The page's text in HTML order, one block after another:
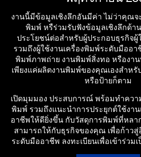
งานนี้มีข้อมูลเชิงลึกอันมีค่า ไม่ว่าคุณจ
พิมพ์ หรืร่วมรับฟังข้อมูลเชิงลึกด้า
ประโยชน์ต่อสำหรับผู้ประกอบธุรกิจ
รวมถึงผู้ใช้งานเครื่องพิมพ์ระดับมืออา
พิมพ์ภาพถ่าย งานพิมพ์สิ่งทอ หรืองา
เพียงแค่ผลิตงานพิมพ์ของคุณเองสำหรั
หรือป้ายก็ตาม
เปิดมุมมอง ประสบการณ์ พร้อมทำควา
พิมพ์ รวมถึงแนะนำการประยุกต์ใช้งา
อาชีพให้ดียิ่งขึ้น กับวัสดุการพิมพ์ที่หลา
สามารถให้กับธุรกิจของคุณ เพื่อก้าว
ระดับมืออาชีพ ลงทะเบียนเพื่อเข้าร่วม